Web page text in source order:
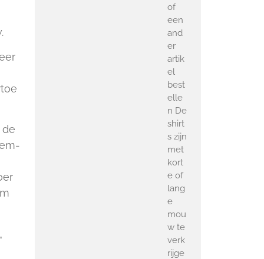
of
een
and
er
artik
el
best
elle
n De
shirt
s zijn
met
kort
e of
lang
e
mou
w te
verk
rijge